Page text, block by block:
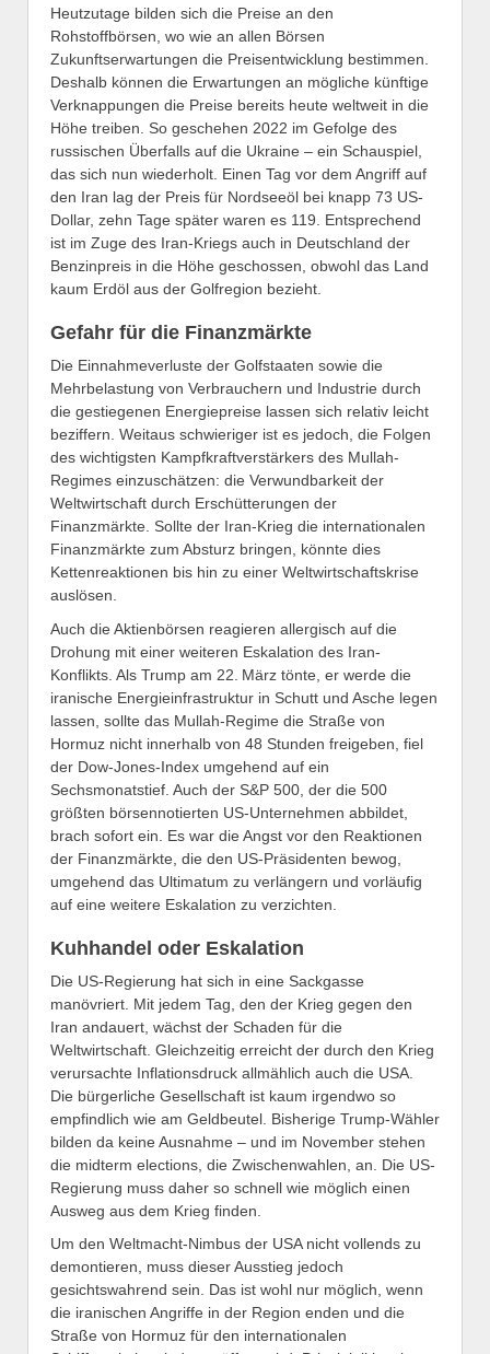
Heutzutage bilden sich die Preise an den
Rohstoffbörsen, wo wie an allen Börsen
Zukunftserwartungen die Preisentwicklung bestimmen.
Deshalb können die Erwartungen an mögliche künftige
Verknappungen die Preise bereits heute weltweit in die
Höhe treiben. So geschehen 2022 im Gefolge des
russischen Überfalls auf die Ukraine – ein Schauspiel,
das sich nun wiederholt. Einen Tag vor dem Angriff auf
den Iran lag der Preis für Nordseeöl bei knapp 73 US-
Dollar, zehn Tage später waren es 119. Entsprechend
ist im Zuge des Iran-Kriegs auch in Deutschland der
Benzinpreis in die Höhe geschossen, obwohl das Land
kaum Erdöl aus der Golfregion bezieht.
Gefahr für die Finanzmärkte
Die Einnahmeverluste der Golfstaaten sowie die
Mehrbelastung von Verbrauchern und Industrie durch
die gestiegenen Energiepreise lassen sich relativ leicht
beziffern. Weitaus schwieriger ist es jedoch, die Folgen
des wichtigsten Kampfkraftverstärkers des Mullah-
Regimes einzuschätzen: die Verwundbarkeit der
Weltwirtschaft durch Erschütterungen der
Finanzmärkte. Sollte der Iran-Krieg die internationalen
Finanzmärkte zum Absturz bringen, könnte dies
Kettenreaktionen bis hin zu einer Weltwirtschaftskrise
auslösen.
Auch die Aktienbörsen reagieren allergisch auf die
Drohung mit einer weiteren Eskalation des Iran-
Konflikts. Als Trump am 22. März tönte, er werde die
iranische Energieinfrastruktur in Schutt und Asche legen
lassen, sollte das Mullah-Regime die Straße von
Hormuz nicht innerhalb von 48 Stunden freigeben, fiel
der Dow-Jones-Index umgehend auf ein
Sechsmonatstief. Auch der S&P 500, der die 500
größten börsennotierten US-Unternehmen abbildet,
brach sofort ein. Es war die Angst vor den Reaktionen
der Finanzmärkte, die den US-Präsidenten bewog,
umgehend das Ultimatum zu verlängern und vorläufig
auf eine weitere Eskalation zu verzichten.
Kuhhandel oder Eskalation
Die US-Regierung hat sich in eine Sackgasse
manövriert. Mit jedem Tag, den der Krieg gegen den
Iran andauert, wächst der Schaden für die
Weltwirtschaft. Gleichzeitig erreicht der durch den Krieg
verursachte Inflationsdruck allmählich auch die USA.
Die bürgerliche Gesellschaft ist kaum irgendwo so
empfindlich wie am Geldbeutel. Bisherige Trump-Wähler
bilden da keine Ausnahme – und im November stehen
die midterm elections, die Zwischenwahlen, an. Die US-
Regierung muss daher so schnell wie möglich einen
Ausweg aus dem Krieg finden.
Um den Weltmacht-Nimbus der USA nicht vollends zu
demontieren, muss dieser Ausstieg jedoch
gesichtswahrend sein. Das ist wohl nur möglich, wenn
die iranischen Angriffe in der Region enden und die
Straße von Hormuz für den internationalen